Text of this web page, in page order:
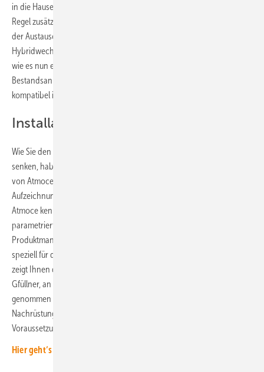
in die Hauselektronik – integriert werden. Bisher werden dazu in der
Regel zusätzliche Speicherwechselrichter notwendig. Bestenfalls steht
der Austausch der Leistungselektronik ohnehin an und es wird ein
Hybridwechselrichter eingebaut. Im Webinar werden wir erfahren,
wie es nun einfacher geht, etwa mit einem Speicher, der mit jeder
Bestandsanlage unabhängig vom eingebauten Wechselrichter
kompatibel ist.
Installation am Praxisbeispiel gezeigt
Wie Sie den Aufwand und damit die Hürde zur Speichernachrüstung
senken, haben die Experten von Atomce im gemeinsamen Webinar
von Atmoce mit dem Fachmedium photovoltaik erklärt. Die
Aufzeichnung steht bereit. Lernen Sie nicht nur die Lösung von
Atmoce kennen, sondern erfahren Sie auch, wie sie installiert und
parametriert wird. Im Webinar erklärt Alec Curry, bei Atmoce
Produktmanager DACH, die Vorteile und Funktionsweise des neuen,
speziell für die Nachrüstung entwickelten Speichers. Im Anschluss
zeigt Ihnen der Geschäftsführer von Energie für Menschen, Benjamin
Gfüllner, an einer konkreten Anlage, wie sie installiert und in Betrieb
genommen wird. Erfahren Sie im Webinar, worauf Sie bei der
Nachrüstung des Speichers achten müssen und welche
Voraussetzungen erfüllt sein müssen.
Hier geht‘s zur Aufzeichnung!